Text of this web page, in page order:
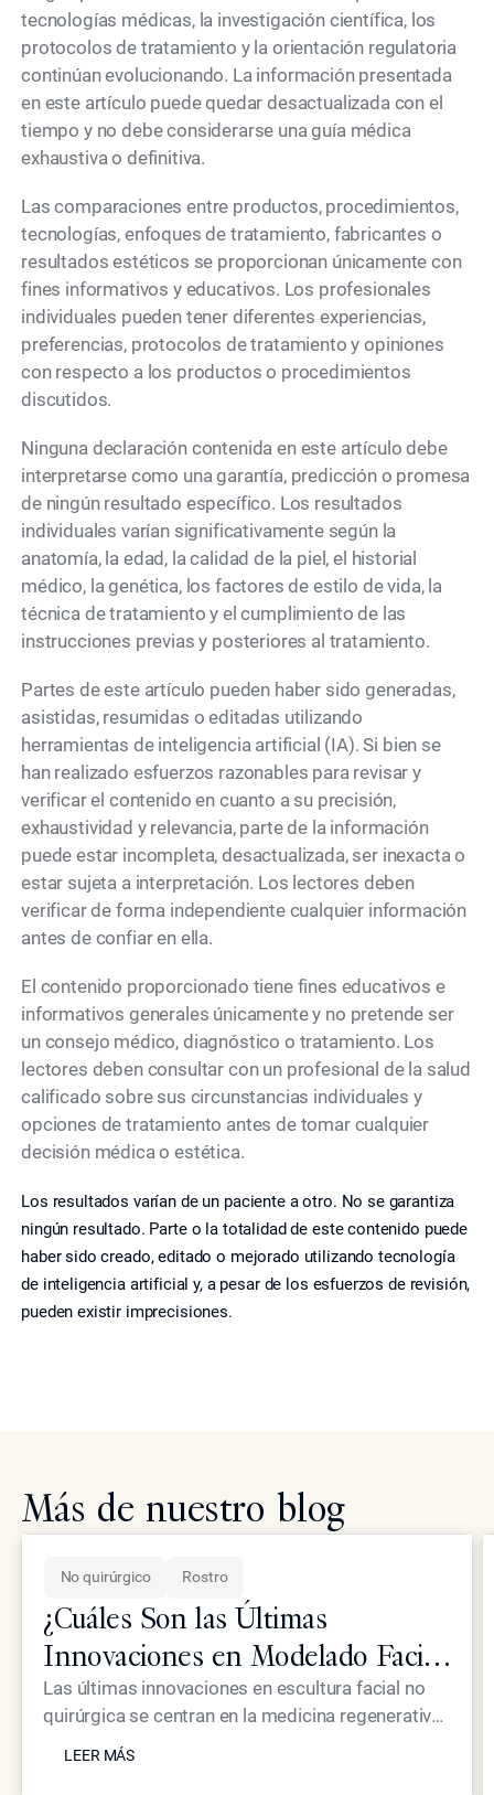
tecnologías médicas, la investigación científica, los
protocolos de tratamiento y la orientación regulatoria
continúan evolucionando. La información presentada
en este artículo puede quedar desactualizada con el
tiempo y no debe considerarse una guía médica
exhaustiva o definitiva.
Las comparaciones entre productos, procedimientos,
tecnologías, enfoques de tratamiento, fabricantes o
resultados estéticos se proporcionan únicamente con
fines informativos y educativos. Los profesionales
individuales pueden tener diferentes experiencias,
preferencias, protocolos de tratamiento y opiniones
con respecto a los productos o procedimientos
discutidos.
Ninguna declaración contenida en este artículo debe
interpretarse como una garantía, predicción o promesa
de ningún resultado específico. Los resultados
individuales varían significativamente según la
anatomía, la edad, la calidad de la piel, el historial
médico, la genética, los factores de estilo de vida, la
técnica de tratamiento y el cumplimiento de las
instrucciones previas y posteriores al tratamiento.
Partes de este artículo pueden haber sido generadas,
asistidas, resumidas o editadas utilizando
herramientas de inteligencia artificial (IA). Si bien se
han realizado esfuerzos razonables para revisar y
verificar el contenido en cuanto a su precisión,
exhaustividad y relevancia, parte de la información
puede estar incompleta, desactualizada, ser inexacta o
estar sujeta a interpretación. Los lectores deben
verificar de forma independiente cualquier información
antes de confiar en ella.
El contenido proporcionado tiene fines educativos e
informativos generales únicamente y no pretende ser
un consejo médico, diagnóstico o tratamiento. Los
lectores deben consultar con un profesional de la salud
calificado sobre sus circunstancias individuales y
opciones de tratamiento antes de tomar cualquier
decisión médica o estética.
Los resultados varían de un paciente a otro. No se garantiza
ningún resultado. Parte o la totalidad de este contenido puede
haber sido creado, editado o mejorado utilizando tecnología
de inteligencia artificial y, a pesar de los esfuerzos de revisión,
pueden existir imprecisiones.
Más de nuestro blog
No quirúrgico Rostro
¿Cuáles Son las Últimas
Innovaciones en Modelado Facial
No Quirúrgico para Pacientes de
Élite?
Las últimas innovaciones en escultura facial no
quirúrgica se centran en la medicina regenerativa
y en dispositivos de energía de alta precisión que
LEER MÁS
LEER MÁS